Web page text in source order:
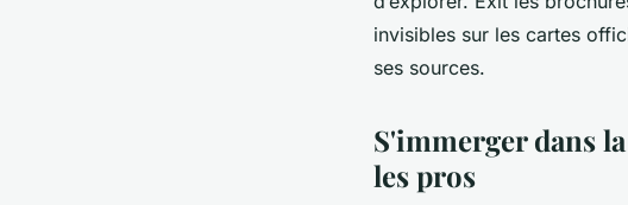
invisibles sur les cartes
ses sources.
S'immerger dans
les pros